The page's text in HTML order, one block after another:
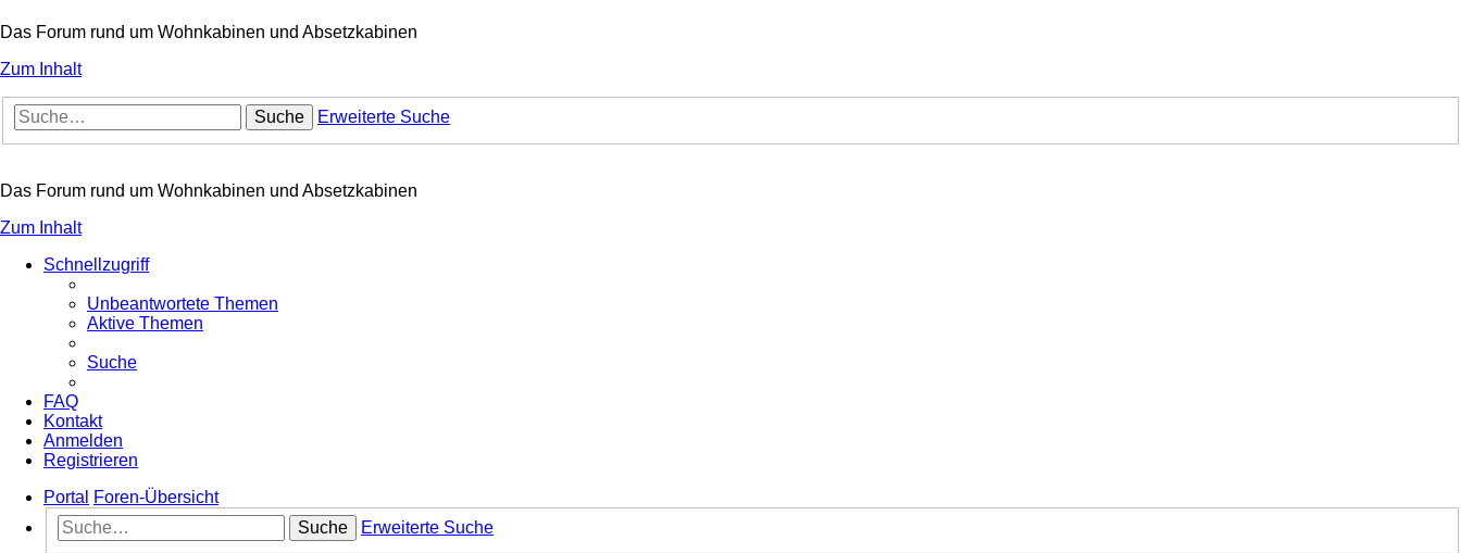
Das Forum rund um Wohnkabinen und Absetzkabinen
Zum Inhalt
Suche Erweiterte Suche
Das Forum rund um Wohnkabinen und Absetzkabinen
Zum Inhalt
Schnellzugriff
Unbeantwortete Themen
Aktive Themen
Suche
FAQ
Kontakt
Anmelden
Registrieren
Portal
Foren-Übersicht
Suche
Erweiterte Suche